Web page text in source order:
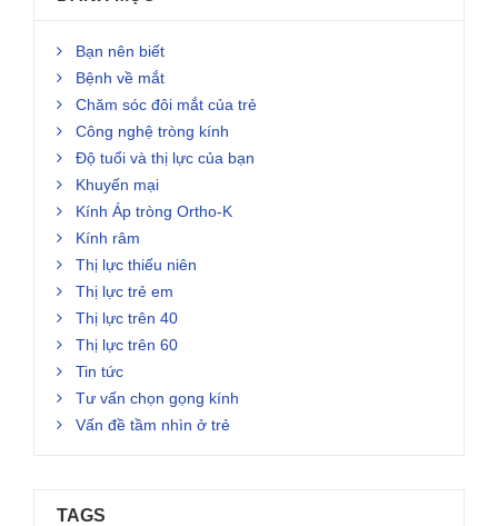
Bạn nên biết
Bệnh về mắt
Chăm sóc đôi mắt của trẻ
Công nghệ tròng kính
Độ tuổi và thị lực của bạn
Khuyến mại
Kính Áp tròng Ortho-K
Kính râm
Thị lực thiếu niên
Thị lực trẻ em
Thị lực trên 40
Thị lực trên 60
Tin tức
Tư vấn chọn gọng kính
Vấn đề tầm nhìn ở trẻ
TAGS